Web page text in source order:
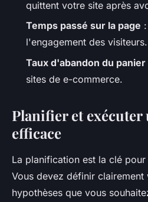
quittent votre site après
Temps passé sur la page
l'engagement des visiteurs.
Taux d'abandon du panier
sites de e-commerce.
Planifier et
efficace
La planification est la clé
Vous devez définir
hypothèses que vous